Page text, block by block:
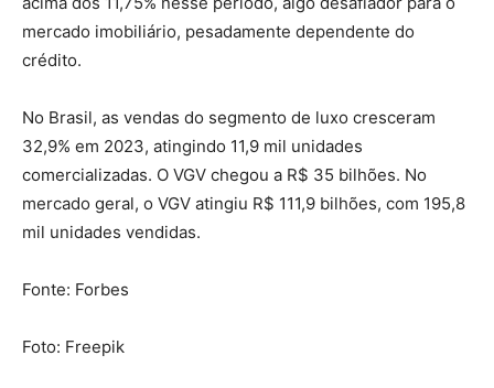
mercado imobiliário, pesadamente dependente do
crédito.
No Brasil, as vendas do segmento de luxo cresceram
32,9% em 2023, atingindo 11,9 mil unidades
comercializadas. O VGV chegou a R$ 35 bilhões. No
mercado geral, o VGV atingiu R$ 111,9 bilhões, com 195,8
mil unidades vendidas.
Fonte: Forbes
Foto: Freepik